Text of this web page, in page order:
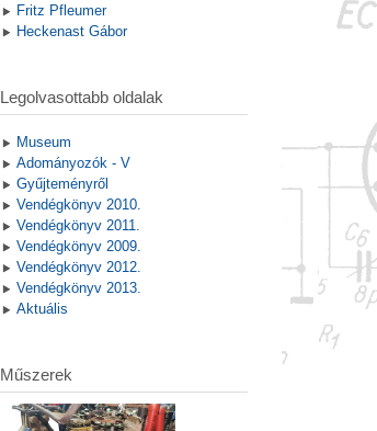
Fritz Pfleumer
Heckenast Gábor
Legolvasottabb oldalak
Museum
Adományozók - V
Gyűjteményről
Vendégkönyv 2010.
Vendégkönyv 2011.
Vendégkönyv 2009.
Vendégkönyv 2012.
Vendégkönyv 2013.
Aktuális
Műszerek